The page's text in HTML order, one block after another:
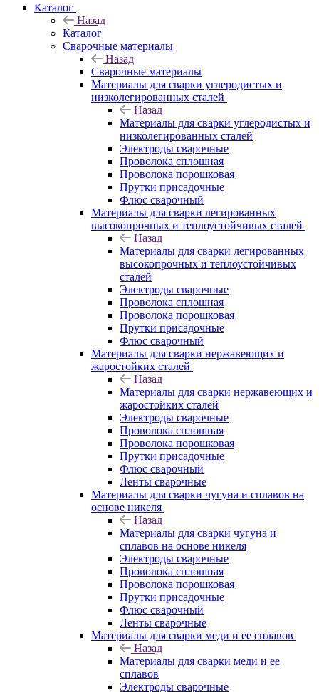
Каталог
Назад
Каталог
Сварочные материалы
Назад
Сварочные материалы
Материалы для сварки углеродистых и
низколегированных сталей
Назад
Материалы для сварки углеродистых и
низколегированных сталей
Электроды сварочные
Проволока сплошная
Проволока порошковая
Прутки присадочные
Флюс сварочный
Материалы для сварки легированных
высокопрочных и теплоустойчивых сталей
Назад
Материалы для сварки легированных
высокопрочных и теплоустойчивых
сталей
Электроды сварочные
Проволока сплошная
Проволока порошковая
Прутки присадочные
Флюс сварочный
Материалы для сварки нержавеющих и
жаростойких сталей
Назад
Материалы для сварки нержавеющих и
жаростойких сталей
Электроды сварочные
Проволока сплошная
Проволока порошковая
Прутки присадочные
Флюс сварочный
Ленты сварочные
Материалы для сварки чугуна и сплавов на
основе никеля
Назад
Материалы для сварки чугуна и
сплавов на основе никеля
Электроды сварочные
Проволока сплошная
Проволока порошковая
Прутки присадочные
Флюс сварочный
Ленты сварочные
Материалы для сварки меди и ее сплавов
Назад
Материалы для сварки меди и ее
сплавов
Электроды сварочные